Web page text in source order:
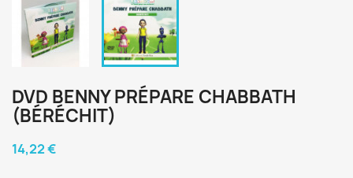
DVD BENNY PRÉPARE CHABBATH
(BÉRÉCHIT)
14,22 €